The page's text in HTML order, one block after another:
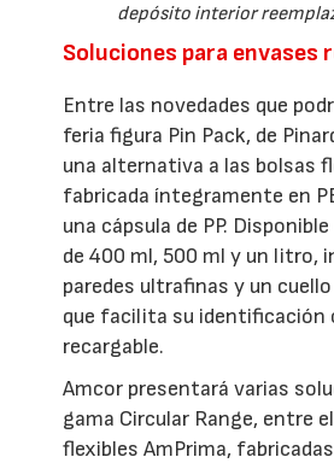
depósito interior
Soluciones para envases
Entre las novedades que
feria figura Pin Pack, de
una alternativa a las bolsas
fabricada íntegramente en
una cápsula de PP.
de 400 ml, 500 ml y un litro,
paredes ultrafinas y un
que facilita su identificación
recargable.
Amcor presentará varias
gama Circular Range, entre
flexibles AmPrima,